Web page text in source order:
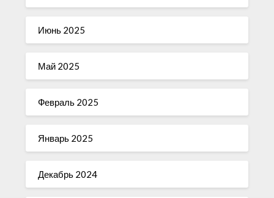
Июнь 2025
Май 2025
Февраль 2025
Январь 2025
Декабрь 2024